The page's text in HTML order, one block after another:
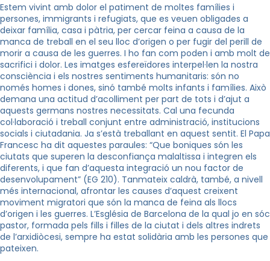
Estem vivint amb dolor el patiment de moltes famílies i
persones, immigrants i refugiats, que es veuen obligades a
deixar família, casa i pàtria, per cercar feina a causa de la
manca de treball en el seu lloc d’origen o per fugir del perill de
morir a causa de les guerres. I ho fan com poden i amb molt de
sacrifici i dolor. Les imatges esfereïdores interpel·len la nostra
consciència i els nostres sentiments humanitaris: són no
només homes i dones, sinó també molts infants i famílies. Això
demana una actitud d’acolliment per part de tots i d’ajut a
aquests germans nostres necessitats. Cal una fecunda
col·laboració i treball conjunt entre administració, institucions
socials i ciutadania. Ja s’està treballant en aquest sentit. El Papa
Francesc ha dit aquestes paraules: “Que boniques són les
ciutats que superen la desconfiança malaltissa i integren els
diferents, i que fan d’aquesta integració un nou factor de
desenvolupament” (EG 210). Tanmateix caldrà, també, a nivell
més internacional, afrontar les causes d’aquest creixent
moviment migratori que són la manca de feina als llocs
d’origen i les guerres. L’Església de Barcelona de la qual jo en sóc
pastor, formada pels fills i filles de la ciutat i dels altres indrets
de l’arxidiòcesi, sempre ha estat solidària amb les persones que
pateixen.